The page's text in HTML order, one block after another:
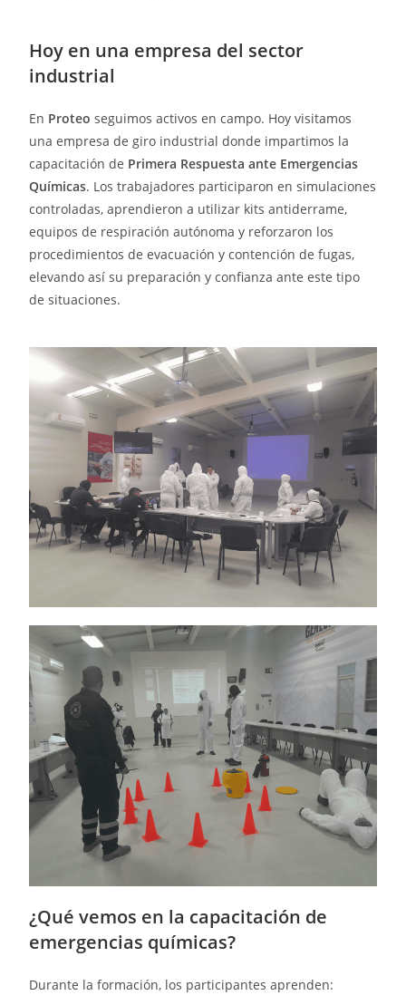
Hoy en una empresa del sector
industrial
En Proteo seguimos activos en campo. Hoy visitamos
una empresa de giro industrial donde impartimos la
capacitación de Primera Respuesta ante Emergencias
Químicas. Los trabajadores participaron en simulaciones
controladas, aprendieron a utilizar kits antiderrame,
equipos de respiración autónoma y reforzaron los
procedimientos de evacuación y contención de fugas,
elevando así su preparación y confianza ante este tipo
de situaciones.
¿Qué vemos en la capacitación de
emergencias químicas?
Durante la formación, los participantes aprenden: